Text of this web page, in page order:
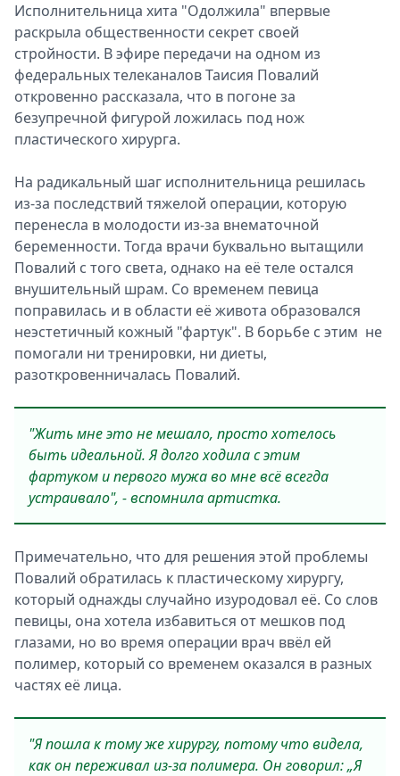
Исполнительница хита "Одолжила" впервые
раскрыла общественности секрет своей
стройности. В эфире передачи на одном из
федеральных телеканалов Таисия Повалий
откровенно рассказала, что в погоне за
безупречной фигурой ложилась под нож
пластического хирурга.
На радикальный шаг исполнительница решилась
из-за последствий тяжелой операции, которую
перенесла в молодости из-за внематочной
беременности. Тогда врачи буквально вытащили
Повалий с того света, однако на её теле остался
внушительный шрам. Со временем певица
поправилась и в области её живота образовался
неэстетичный кожный "фартук". В борьбе с этим не
помогали ни тренировки, ни диеты,
разоткровенничалась Повалий.
"Жить мне это не мешало, просто хотелось
быть идеальной. Я долго ходила с этим
фартуком и первого мужа во мне всё всегда
устраивало", - вспомнила артистка.
Примечательно, что для решения этой проблемы
Повалий обратилась к пластическому хирургу,
который однажды случайно изуродовал её. Со слов
певицы, она хотела избавиться от мешков под
глазами, но во время операции врач ввёл ей
полимер, который со временем оказался в разных
частях её лица.
"Я пошла к тому же хирургу, потому что видела,
как он переживал из-за полимера. Он говорил: „Я